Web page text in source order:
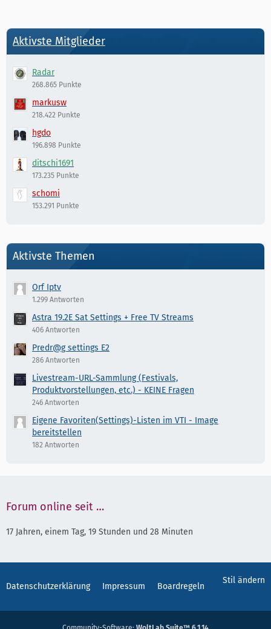
Aktivste Mitglieder
Radar
268.865 Punkte
markusw
218.422 Punkte
hgdo
196.898 Punkte
ditschi1691
173.235 Punkte
schomi
153.291 Punkte
Aktivste Themen
Orf Iptv
1.299 Antworten
Astra 19.2E Sat Settings + Free TV Streams
406 Antworten
Predr@g settings E2
286 Antworten
Livestream-URL-Sammlung (Festivals,
Produktvorstellungen, etc.) - KEINE Fragen
246 Antworten
Eigene Favoriten(Settings)-Listen im VTI - Image
bereitstellen
182 Antworten
Forum online seit …
17 Jahren, einem Tag, 19 Stunden und 28 Minuten
Stil ändern
Datenschutzerklärung Impressum Boardregeln